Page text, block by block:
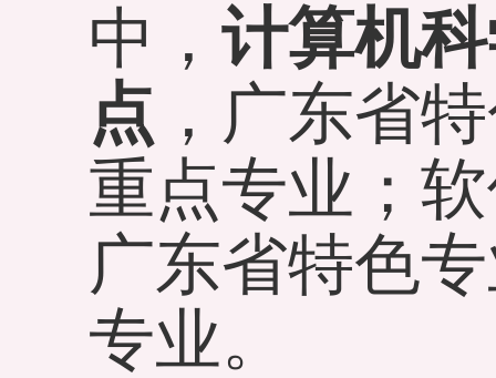
中， 计算机
点 ，广东省
重点专业；
广东省特色
专业。